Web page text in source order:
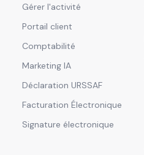
Gérer l'activité
Portail client
Comptabilité
Marketing IA
Déclaration URSSAF
Facturation Électronique
Signature électronique